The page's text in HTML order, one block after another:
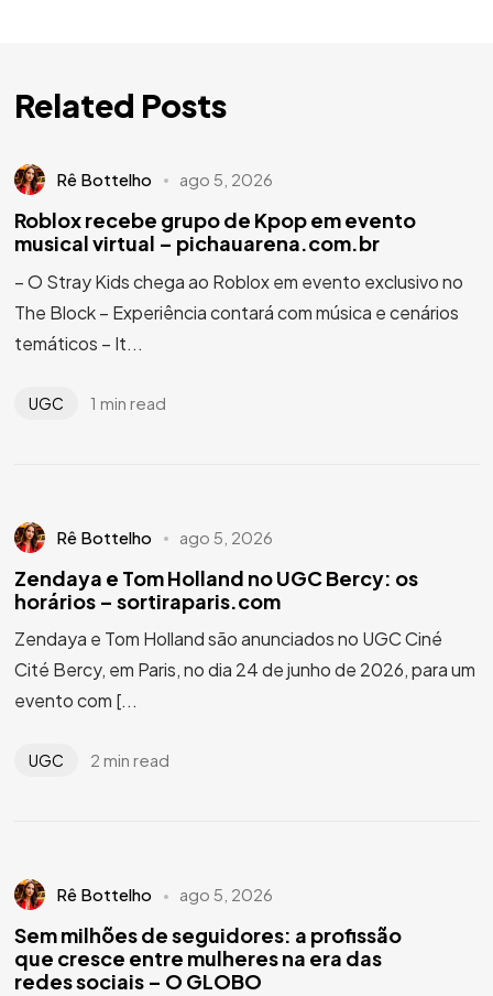
Related Posts
Rê Bottelho ago 5, 2026
Roblox recebe grupo de Kpop em evento
musical virtual – pichauarena.com.br
– O Stray Kids chega ao Roblox em evento exclusivo no
The Block – Experiência contará com música e cenários
temáticos – It...
UGC 1 min read
Rê Bottelho ago 5, 2026
Zendaya e Tom Holland no UGC Bercy: os
horários – sortiraparis.com
Zendaya e Tom Holland são anunciados no UGC Ciné
Cité Bercy, em Paris, no dia 24 de junho de 2026, para um
evento com [...
UGC 2 min read
Rê Bottelho ago 5, 2026
Sem milhões de seguidores: a profissão
que cresce entre mulheres na era das
redes sociais – O GLOBO